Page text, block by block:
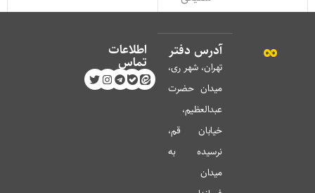
آدرس دفتر
تهران، شهر ری،
میدان حضرت
عبدالعظیم،
خیابان قم،
نرسیده به
میدان
اطلاعات
تماس